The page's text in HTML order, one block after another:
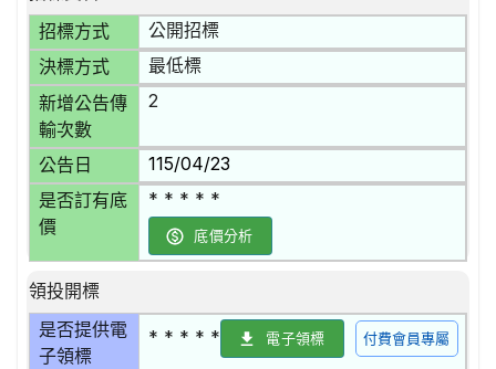
招標方式
公開招標
決標方式 最低標
新增公告傳
輸次數
2
公告日 115/04/23
是否訂有底
價
* * * * *
底價分析
領投開標
是否提供電
子領標
* * * * * 電子領標 付費會員專屬